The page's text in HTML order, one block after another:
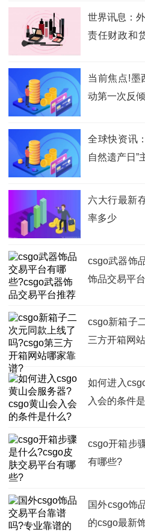
世界讯息：
责任财政和
当前焦点!墨
动第一次反
全球快资讯
自然遗产日”
六大行最新
率多少
csgo武器饰
饰品交易平
csgo新箱子
三方开箱网
如何进入
入会的条件
csgo开箱步
有哪些?
国外csgo饰
的csgo最新